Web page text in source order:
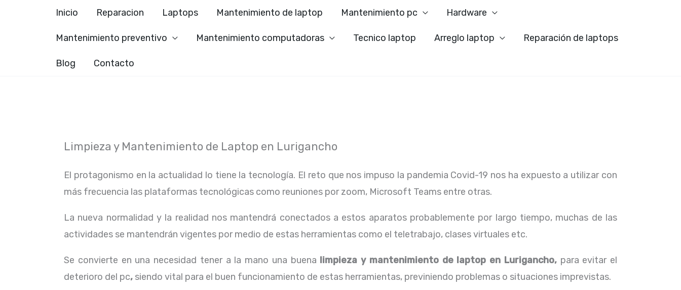
Inicio Reparacion Laptops Mantenimiento de laptop Mantenimiento pc Hardware
Mantenimiento preventivo Mantenimiento computadoras Tecnico laptop Arreglo laptop Reparación de laptops
Blog Contacto
Limpieza y Mantenimiento de Laptop en Lurigancho
El protagonismo en la actualidad lo tiene la tecnología. El reto que nos impuso la pandemia Covid-19 nos ha expuesto a utilizar con
más frecuencia las plataformas tecnológicas como reuniones por zoom, Microsoft Teams entre otras.
La nueva normalidad y la realidad nos mantendrá conectados a estos aparatos probablemente por largo tiempo, muchas de las
actividades se mantendrán vigentes por medio de estas herramientas como el teletrabajo, clases virtuales etc.
Se convierte en una necesidad tener a la mano una buena limpieza y mantenimiento de laptop en Lurigancho, para evitar el
deterioro del pc, siendo vital para el buen funcionamiento de estas herramientas, previniendo problemas o situaciones imprevistas.